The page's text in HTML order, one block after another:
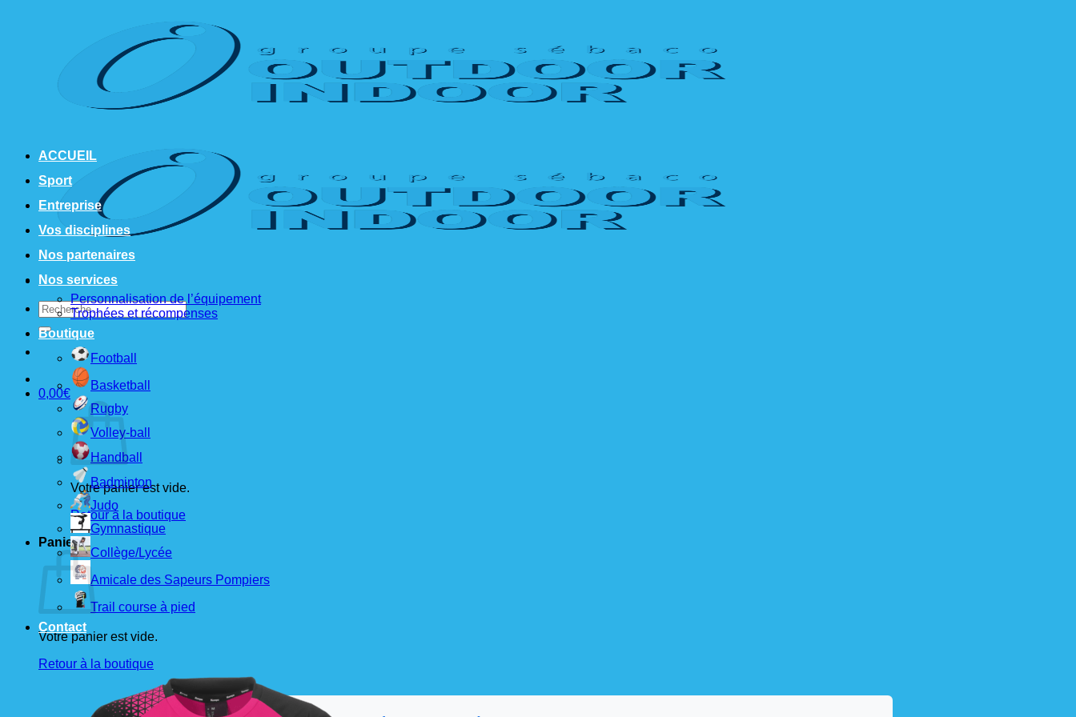
Recherche
pour :
0,00€
Votre panier est vide.
Retour à la boutique
Panier
Votre panier est vide.
Retour à la boutique
ACCUEIL
Sport
Entreprise
Vos disciplines
Nos partenaires
Nos services
Personnalisation de l’équipement
Trophées et récompenses
Boutique
Football
Basketball
Rugby
Volley-ball
Handball
Badminton
Judo
Gymnastique
Collège/Lycée
Amicale des Sapeurs Pompiers
Trail course à pied
Contact